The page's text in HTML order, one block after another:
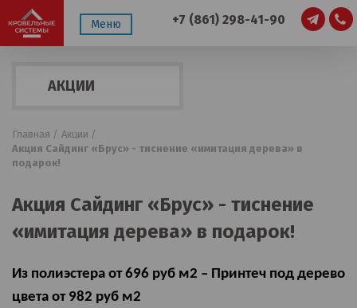
Меню +7 (861) 298-41-90
АКЦИИ
Главная / Акции /
Акция Сайдинг «Брус» - тиснение «имитация дерева» в
подарок!
Акция Сайдинг «Брус» - тиснение
«имитация дерева» в подарок!
Из полиэстера от 696 руб м2 – Принтеч под дерево
цвета от 982 руб м2